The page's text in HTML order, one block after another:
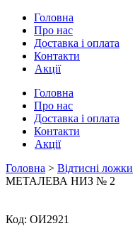
Головна
Про нас
Доставка і оплата
Контакти
Акції
Головна
Про нас
Доставка і оплата
Контакти
Акції
Головна > Відтисні ложки
МЕТАЛЕВА НИЗ № 2
Код: ОИ2921